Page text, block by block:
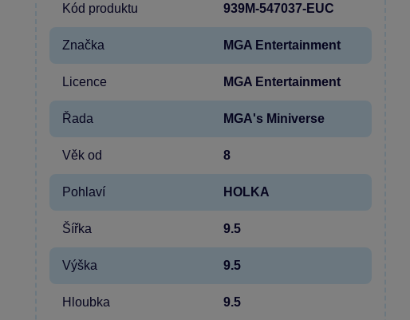
Kód produktu 939M-547037-EUC
Značka MGA Entertainment
Licence MGA Entertainment
Řada MGA's Miniverse
Věk od 8
Pohlaví HOLKA
Šířka 9.5
Výška 9.5
Hloubka 9.5